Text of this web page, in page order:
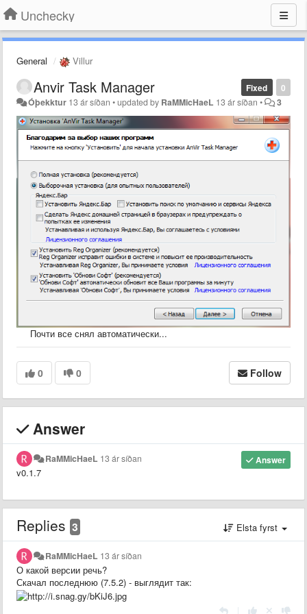
Unchecky
General Villur
0
Fixed
Anvir Task Manager
Óþekktur 13 ár síðan •updated by RaMMicHaeL 13 ár síðan • 3
Почти все снял автоматически...
0 0 Follow
Answer
Answer
RaMMicHaeL 13 ár síðan
v0.1.7
Replies 3 Elsta fyrst
RaMMicHaeL 13 ár síðan
О какой версии речь?
Скачал последнюю (7.5.2) - выглядит так: